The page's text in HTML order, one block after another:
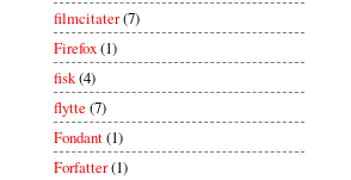
filmcitater(7)
Firefox(1)
fisk(4)
flytte(7)
Fondant(1)
Forfatter(1)